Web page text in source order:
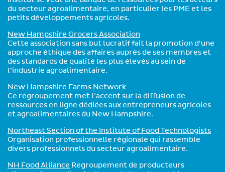
du secteur agroalimentaire, en particulier les PME et les
petits développements agricoles.
New Hampshire Grocers Association
Cette association sans but lucratif fait la promotion d’une
approche éthique des affaires auprès de ses membres et
des standards de qualité les plus élevés au sein de
l’industrie agroalimentaire.
New Hampshire Farms Network
Ce regroupement met l’accent sur la diffusion de
ressources en ligne dédiées aux entrepreneurs agricoles
et agroalimentaires du New Hampshire.
Northeast Section of the Institute of Food Technologists
Organisation professionnelle régionale qui rassemble
divers professionnels du secteur agroalimentaire.
NH Food Alliance Regroupement de producteurs